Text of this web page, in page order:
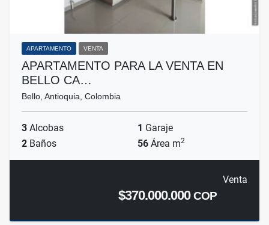
APARTAMENTO VENTA
APARTAMENTO PARA LA VENTA EN
BELLO CA…
Bello, Antioquia, Colombia
3 Alcobas 1 Garaje
2 Baños 56 Área m2
Venta
$370.000.000COP